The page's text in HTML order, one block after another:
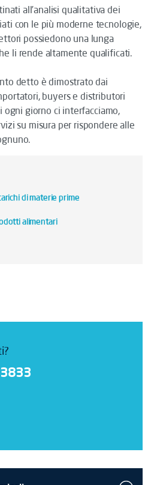
all’analisi qualitativa dei
con le più moderne tecnologie,
possiedono una lunga
li rende altamente qualificati.
detto è dimostrato dai
buyers e distributori
ogni giorno ci interfacciamo,
su misura per rispondere alle
di materie prime
alimentari